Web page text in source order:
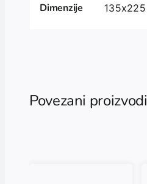
Dimenzije 135x225
Povezani proizvodi